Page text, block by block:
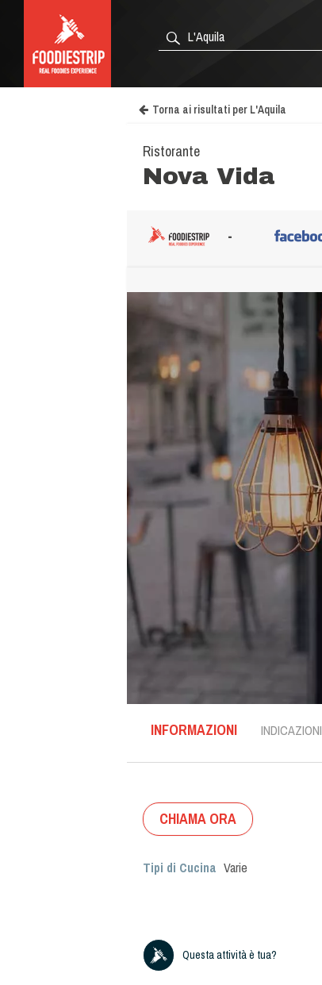
Torna ai risultati per L'Aquila
Ristorante
Nova Vida
-
INFORMAZIONI INDICAZIONI
CHIAMA ORA
Tipi di Cucina Varie
Questa attività è tua?